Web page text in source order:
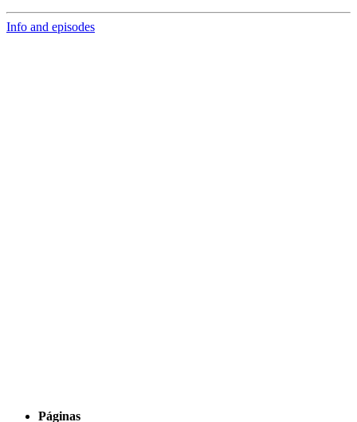
Info and episodes
Páginas